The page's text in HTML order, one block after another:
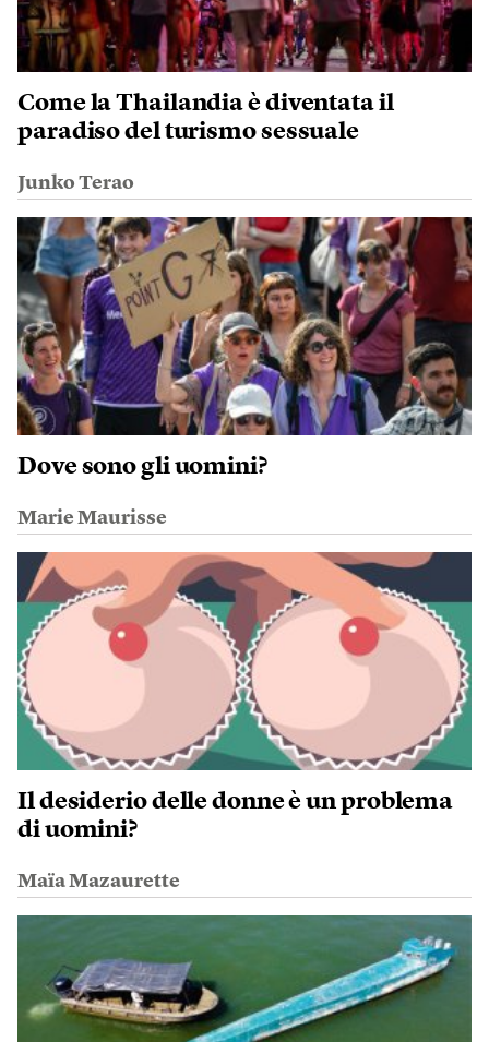
Come la Thailandia è diventata il
paradiso del turismo sessuale
Junko Terao
Dove sono gli uomini?
Marie Maurisse
Il desiderio delle donne è un problema
di uomini?
Maïa Mazaurette